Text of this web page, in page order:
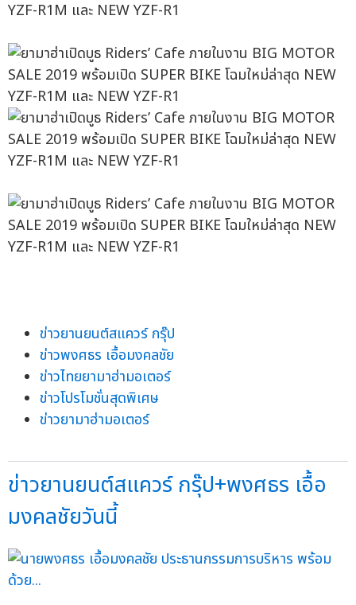
ข่าวยานยนต์สแควร์ กรุ๊ป
ข่าวพงศธร เอื้อมงคลชัย
ข่าวไทยยามาฮ่ามอเตอร์
ข่าวโปรโมชั่นสุดพิเศษ
ข่าวยามาฮ่ามอเตอร์
ข่าวยานยนต์สแควร์ กรุ๊ป+พงศธร เอื้อ
มงคลชัยวันนี้